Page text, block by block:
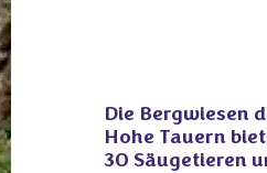
Die Bergwiesen
Hohe Tauern
30 Säugetieren